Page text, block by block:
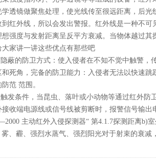
透镜做聚焦处理，使光线传至很远距离，后
红外线，所以会发出警报。红外线是一种不
强度与发射距离呈反平方衰减。当物体越过
家讲一讲这些优点有那些吧
蔽的防卫方式：使入侵者在不知不觉中触警，
死角，完备的防卫能力：入侵者无法以快速跳
范 范围。
发条件，当昆虫、落叶或小动物等通过红外防
收端电源线或信号线被剪断时，报警信号输出
主动红外入侵探测器“ 第4.1.7探测距离b)
、霾、强烈水蒸气、强烈阳光对于射束的衰